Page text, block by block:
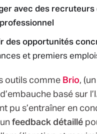
avec des
des opportunités
et premiers
outils comme Brio,
basé sur
pu s’entraîner en
feedback détaillé